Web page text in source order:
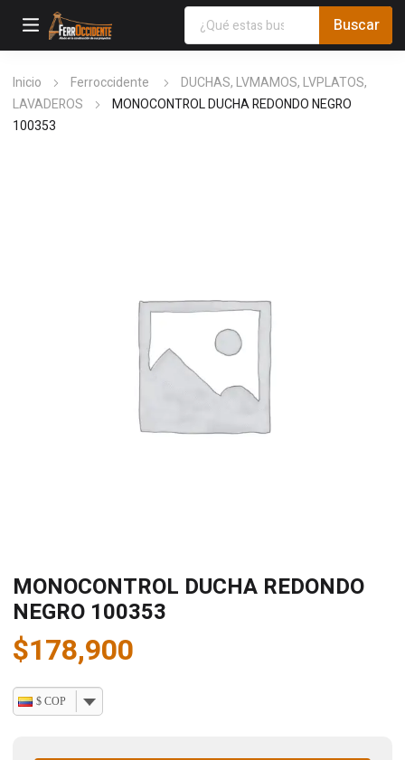
Inicio Ferroccidente
DUCHAS, LVMAMOS, LVPLATOS,
LAVADEROS
MONOCONTROL DUCHA REDONDO NEGRO
100353
MONOCONTROL DUCHA REDONDO
NEGRO 100353
$178,900
$ COP